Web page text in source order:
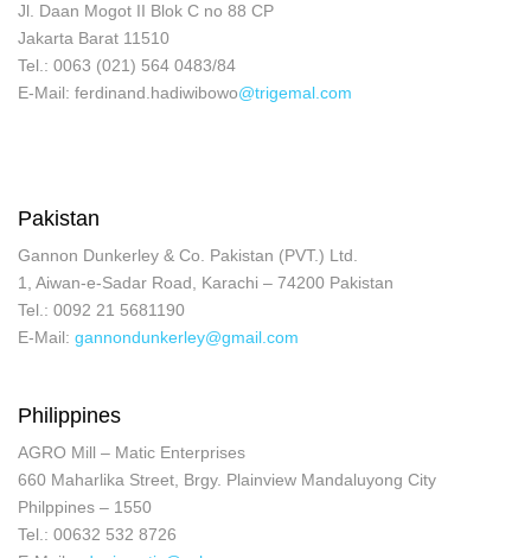
Jl. Daan Mogot II Blok C no 88 CP
Jakarta Barat 11510
Tel.: 0063 (021) 564 0483/84
E-Mail: ferdinand.hadiwibowo@trigemal.com
Pakistan
Gannon Dunkerley & Co. Pakistan (PVT.) Ltd.
1, Aiwan-e-Sadar Road, Karachi – 74200 Pakistan
Tel.: 0092 21 5681190
E-Mail: gannondunkerley@gmail.com
Philippines
AGRO Mill – Matic Enterprises
660 Maharlika Street, Brgy. Plainview Mandaluyong City
Philppines – 1550
Tel.: 00632 532 8726